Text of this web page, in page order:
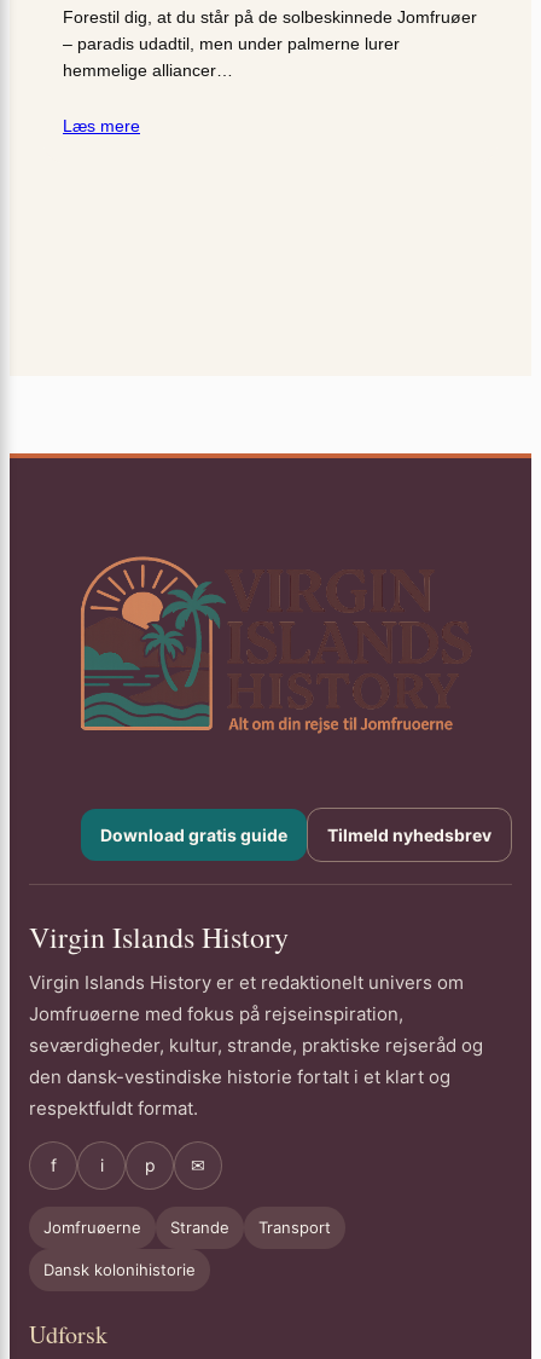
Forestil dig, at du står på de solbeskinnede Jomfruøer
– paradis udadtil, men under palmerne lurer
hemmelige alliancer…
Læs mere
Download gratis guide Tilmeld nyhedsbrev
Virgin Islands History
Virgin Islands History er et redaktionelt univers om
Jomfruøerne med fokus på rejseinspiration,
seværdigheder, kultur, strande, praktiske rejseråd og
den dansk-vestindiske historie fortalt i et klart og
respektfuldt format.
f i p ✉
Jomfruøerne Strande Transport
Dansk kolonihistorie
Udforsk